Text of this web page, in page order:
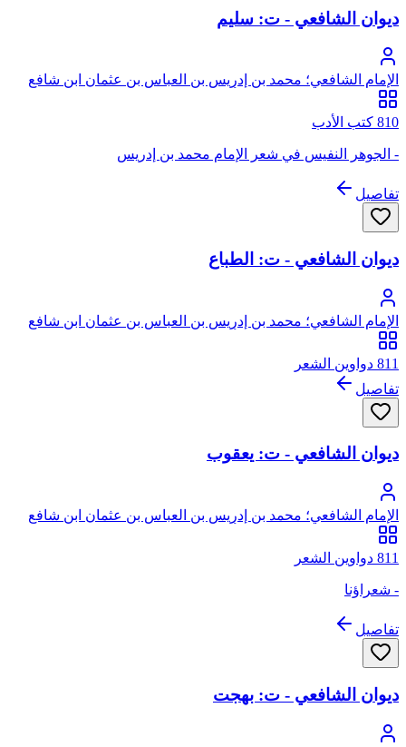
ديوان الشافعي - ت: سليم
الإمام الشافعي؛ محمد بن إدريس بن العباس بن عثمان ابن شافع
الهاشمي القرشي المطلبي، أبو عبد الله
810 كتب الأدب
- الجوهر النفيس في شعر الإمام محمد بن إدريس
تفاصيل
ديوان الشافعي - ت: الطباع
الإمام الشافعي؛ محمد بن إدريس بن العباس بن عثمان ابن شافع
الهاشمي القرشي المطلبي، أبو عبد الله
811 دواوين الشعر
تفاصيل
ديوان الشافعي - ت: يعقوب
الإمام الشافعي؛ محمد بن إدريس بن العباس بن عثمان ابن شافع
الهاشمي القرشي المطلبي، أبو عبد الله
811 دواوين الشعر
- شعراؤنا
تفاصيل
ديوان الشافعي - ت: بهجت